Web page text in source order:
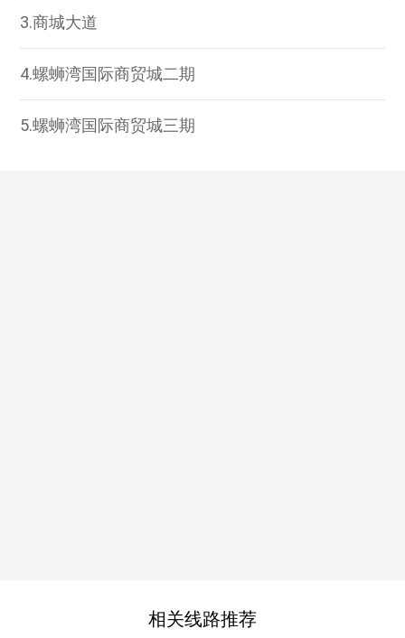
3.商城大道
4.螺蛳湾国际商贸城二期
5.螺蛳湾国际商贸城三期
相关线路推荐